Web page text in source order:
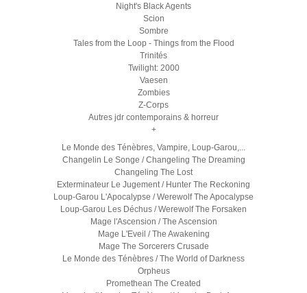
Night's Black Agents
Scion
Sombre
Tales from the Loop - Things from the Flood
Trinités
Twilight: 2000
Vaesen
Zombies
Z-Corps
Autres jdr contemporains & horreur
+
Le Monde des Ténèbres, Vampire, Loup-Garou,...
Changelin Le Songe / Changeling The Dreaming
Changeling The Lost
Exterminateur Le Jugement / Hunter The Reckoning
Loup-Garou L'Apocalypse / Werewolf The Apocalypse
Loup-Garou Les Déchus / Werewolf The Forsaken
Mage l'Ascension / The Ascension
Mage L'Eveil / The Awakening
Mage The Sorcerers Crusade
Le Monde des Ténèbres / The World of Darkness
Orpheus
Promethean The Created